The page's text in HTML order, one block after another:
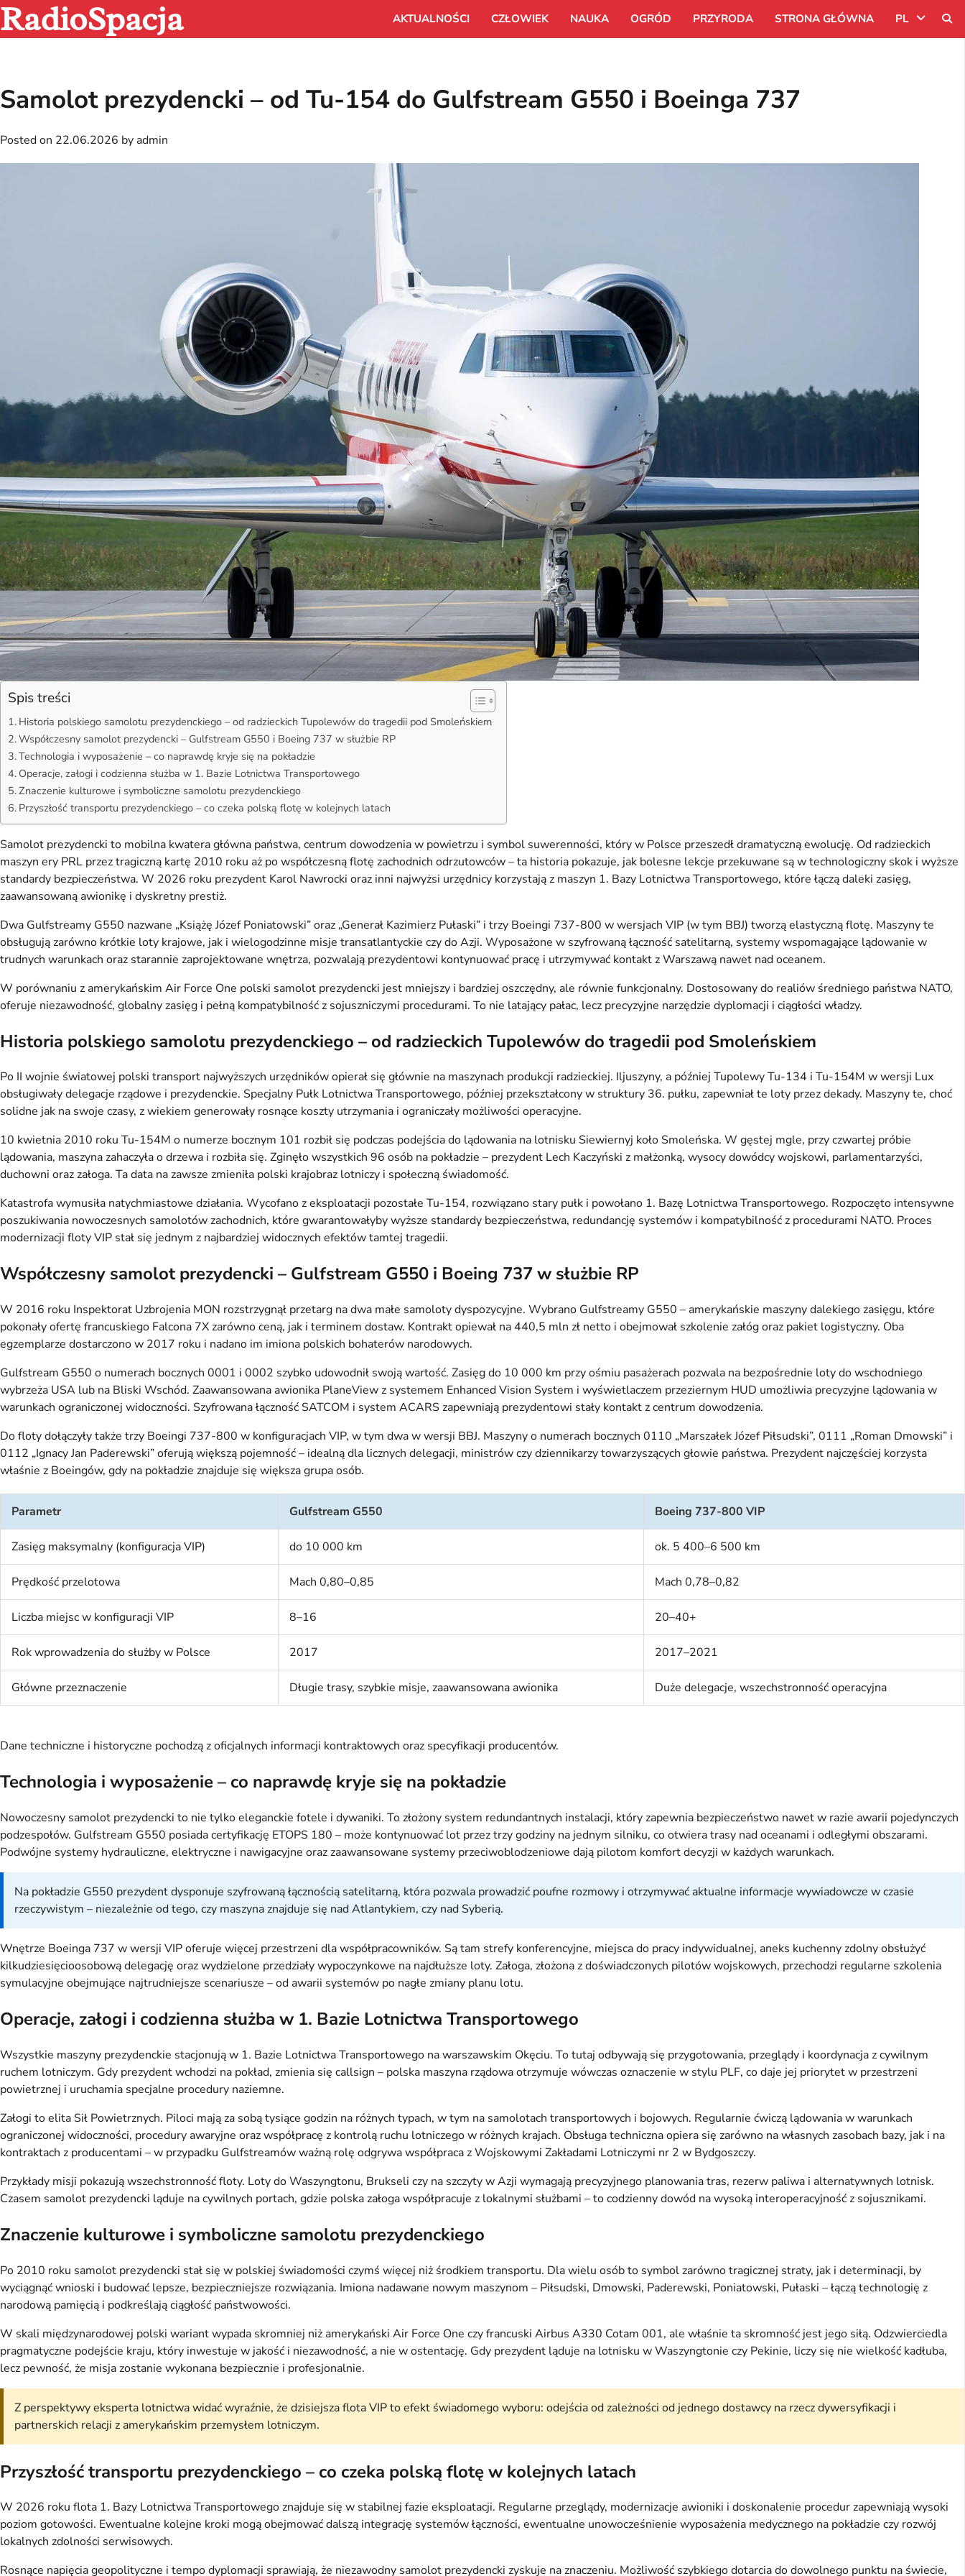
Skip
to
content
RadioSpacja AKTUALNOŚCI CZŁOWIEK NAUKA OGRÓD PRZYRODA STRONA GŁÓWNA PL
Samolot prezydencki – od Tu-154 do Gulfstream G550 i Boeinga 737
Posted on 22.06.2026 by admin
Spis treści
Historia polskiego samolotu prezydenckiego – od radzieckich Tupolewów do tragedii pod Smoleńskiem
Współczesny samolot prezydencki – Gulfstream G550 i Boeing 737 w służbie RP
Technologia i wyposażenie – co naprawdę kryje się na pokładzie
Operacje, załogi i codzienna służba w 1. Bazie Lotnictwa Transportowego
Znaczenie kulturowe i symboliczne samolotu prezydenckiego
Przyszłość transportu prezydenckiego – co czeka polską flotę w kolejnych latach
Samolot prezydencki to mobilna kwatera główna państwa, centrum dowodzenia w powietrzu i symbol suwerenności, który w Polsce przeszedł dramatyczną ewolucję. Od radzieckich
maszyn ery PRL przez tragiczną kartę 2010 roku aż po współczesną flotę zachodnich odrzutowców – ta historia pokazuje, jak bolesne lekcje przekuwane są w technologiczny skok i wyższe
standardy bezpieczeństwa. W 2026 roku prezydent Karol Nawrocki oraz inni najwyżsi urzędnicy korzystają z maszyn 1. Bazy Lotnictwa Transportowego, które łączą daleki zasięg,
zaawansowaną awionikę i dyskretny prestiż.
Dwa Gulfstreamy G550 nazwane „Książę Józef Poniatowski” oraz „Generał Kazimierz Pułaski” i trzy Boeingi 737-800 w wersjach VIP (w tym BBJ) tworzą elastyczną flotę. Maszyny te
obsługują zarówno krótkie loty krajowe, jak i wielogodzinne misje transatlantyckie czy do Azji. Wyposażone w szyfrowaną łączność satelitarną, systemy wspomagające lądowanie w
trudnych warunkach oraz starannie zaprojektowane wnętrza, pozwalają prezydentowi kontynuować pracę i utrzymywać kontakt z Warszawą nawet nad oceanem.
W porównaniu z amerykańskim Air Force One polski samolot prezydencki jest mniejszy i bardziej oszczędny, ale równie funkcjonalny. Dostosowany do realiów średniego państwa NATO,
oferuje niezawodność, globalny zasięg i pełną kompatybilność z sojuszniczymi procedurami. To nie latający pałac, lecz precyzyjne narzędzie dyplomacji i ciągłości władzy.
Historia polskiego samolotu prezydenckiego – od radzieckich Tupolewów do tragedii pod Smoleńskiem
Po II wojnie światowej polski transport najwyższych urzędników opierał się głównie na maszynach produkcji radzieckiej. Iljuszyny, a później Tupolewy Tu-134 i Tu-154M w wersji Lux
obsługiwały delegacje rządowe i prezydenckie. Specjalny Pułk Lotnictwa Transportowego, później przekształcony w struktury 36. pułku, zapewniał te loty przez dekady. Maszyny te, choć
solidne jak na swoje czasy, z wiekiem generowały rosnące koszty utrzymania i ograniczały możliwości operacyjne.
10 kwietnia 2010 roku Tu-154M o numerze bocznym 101 rozbił się podczas podejścia do lądowania na lotnisku Siewiernyj koło Smoleńska. W gęstej mgle, przy czwartej próbie
lądowania, maszyna zahaczyła o drzewa i rozbiła się. Zginęło wszystkich 96 osób na pokładzie – prezydent Lech Kaczyński z małżonką, wysocy dowódcy wojskowi, parlamentarzyści,
duchowni oraz załoga. Ta data na zawsze zmieniła polski krajobraz lotniczy i społeczną świadomość.
Katastrofa wymusiła natychmiastowe działania. Wycofano z eksploatacji pozostałe Tu-154, rozwiązano stary pułk i powołano 1. Bazę Lotnictwa Transportowego. Rozpoczęto intensywne
poszukiwania nowoczesnych samolotów zachodnich, które gwarantowałyby wyższe standardy bezpieczeństwa, redundancję systemów i kompatybilność z procedurami NATO. Proces
modernizacji floty VIP stał się jednym z najbardziej widocznych efektów tamtej tragedii.
Współczesny samolot prezydencki – Gulfstream G550 i Boeing 737 w służbie RP
W 2016 roku Inspektorat Uzbrojenia MON rozstrzygnął przetarg na dwa małe samoloty dyspozycyjne. Wybrano Gulfstreamy G550 – amerykańskie maszyny dalekiego zasięgu, które
pokonały ofertę francuskiego Falcona 7X zarówno ceną, jak i terminem dostaw. Kontrakt opiewał na 440,5 mln zł netto i obejmował szkolenie załóg oraz pakiet logistyczny. Oba
egzemplarze dostarczono w 2017 roku i nadano im imiona polskich bohaterów narodowych.
Gulfstream G550 o numerach bocznych 0001 i 0002 szybko udowodnił swoją wartość. Zasięg do 10 000 km przy ośmiu pasażerach pozwala na bezpośrednie loty do wschodniego
wybrzeża USA lub na Bliski Wschód. Zaawansowana awionika PlaneView z systemem Enhanced Vision System i wyświetlaczem przeziernym HUD umożliwia precyzyjne lądowania w
warunkach ograniczonej widoczności. Szyfrowana łączność SATCOM i system ACARS zapewniają prezydentowi stały kontakt z centrum dowodzenia.
Do floty dołączyły także trzy Boeingi 737-800 w konfiguracjach VIP, w tym dwa w wersji BBJ. Maszyny o numerach bocznych 0110 „Marszałek Józef Piłsudski”, 0111 „Roman Dmowski” i
0112 „Ignacy Jan Paderewski” oferują większą pojemność – idealną dla licznych delegacji, ministrów czy dziennikarzy towarzyszących głowie państwa. Prezydent najczęściej korzysta
właśnie z Boeingów, gdy na pokładzie znajduje się większa grupa osób.
Parametr Gulfstream G550 Boeing 737-800 VIP
Zasięg maksymalny (konfiguracja VIP) do 10 000 km ok. 5 400–6 500 km
Prędkość przelotowa Mach 0,80–0,85 Mach 0,78–0,82
Liczba miejsc w konfiguracji VIP 8–16 20–40+
Rok wprowadzenia do służby w Polsce 2017 2017–2021
Główne przeznaczenie Długie trasy, szybkie misje, zaawansowana awionika Duże delegacje, wszechstronność operacyjna
Dane techniczne i historyczne pochodzą z oficjalnych informacji kontraktowych oraz specyfikacji producentów.
Technologia i wyposażenie – co naprawdę kryje się na pokładzie
Nowoczesny samolot prezydencki to nie tylko eleganckie fotele i dywaniki. To złożony system redundantnych instalacji, który zapewnia bezpieczeństwo nawet w razie awarii pojedynczych
podzespołów. Gulfstream G550 posiada certyfikację ETOPS 180 – może kontynuować lot przez trzy godziny na jednym silniku, co otwiera trasy nad oceanami i odległymi obszarami.
Podwójne systemy hydrauliczne, elektryczne i nawigacyjne oraz zaawansowane systemy przeciwoblodzeniowe dają pilotom komfort decyzji w każdych warunkach.
Na pokładzie G550 prezydent dysponuje szyfrowaną łącznością satelitarną, która pozwala prowadzić poufne rozmowy i otrzymywać aktualne informacje wywiadowcze w czasie
rzeczywistym – niezależnie od tego, czy maszyna znajduje się nad Atlantykiem, czy nad Syberią.
Wnętrze Boeinga 737 w wersji VIP oferuje więcej przestrzeni dla współpracowników. Są tam strefy konferencyjne, miejsca do pracy indywidualnej, aneks kuchenny zdolny obsłużyć
kilkudziesięcioosobową delegację oraz wydzielone przedziały wypoczynkowe na najdłuższe loty. Załoga, złożona z doświadczonych pilotów wojskowych, przechodzi regularne szkolenia
symulacyjne obejmujące najtrudniejsze scenariusze – od awarii systemów po nagłe zmiany planu lotu.
Operacje, załogi i codzienna służba w 1. Bazie Lotnictwa Transportowego
Wszystkie maszyny prezydenckie stacjonują w 1. Bazie Lotnictwa Transportowego na warszawskim Okęciu. To tutaj odbywają się przygotowania, przeglądy i koordynacja z cywilnym
ruchem lotniczym. Gdy prezydent wchodzi na pokład, zmienia się callsign – polska maszyna rządowa otrzymuje wówczas oznaczenie w stylu PLF, co daje jej priorytet w przestrzeni
powietrznej i uruchamia specjalne procedury naziemne.
Załogi to elita Sił Powietrznych. Piloci mają za sobą tysiące godzin na różnych typach, w tym na samolotach transportowych i bojowych. Regularnie ćwiczą lądowania w warunkach
ograniczonej widoczności, procedury awaryjne oraz współpracę z kontrolą ruchu lotniczego w różnych krajach. Obsługa techniczna opiera się zarówno na własnych zasobach bazy, jak i na
kontraktach z producentami – w przypadku Gulfstreamów ważną rolę odgrywa współpraca z Wojskowymi Zakładami Lotniczymi nr 2 w Bydgoszczy.
Przykłady misji pokazują wszechstronność floty. Loty do Waszyngtonu, Brukseli czy na szczyty w Azji wymagają precyzyjnego planowania tras, rezerw paliwa i alternatywnych lotnisk.
Czasem samolot prezydencki ląduje na cywilnych portach, gdzie polska załoga współpracuje z lokalnymi służbami – to codzienny dowód na wysoką interoperacyjność z sojusznikami.
Znaczenie kulturowe i symboliczne samolotu prezydenckiego
Po 2010 roku samolot prezydencki stał się w polskiej świadomości czymś więcej niż środkiem transportu. Dla wielu osób to symbol zarówno tragicznej straty, jak i determinacji, by
wyciągnąć wnioski i budować lepsze, bezpieczniejsze rozwiązania. Imiona nadawane nowym maszynom – Piłsudski, Dmowski, Paderewski, Poniatowski, Pułaski – łączą technologię z
narodową pamięcią i podkreślają ciągłość państwowości.
W skali międzynarodowej polski wariant wypada skromniej niż amerykański Air Force One czy francuski Airbus A330 Cotam 001, ale właśnie ta skromność jest jego siłą. Odzwierciedla
pragmatyczne podejście kraju, który inwestuje w jakość i niezawodność, a nie w ostentację. Gdy prezydent ląduje na lotnisku w Waszyngtonie czy Pekinie, liczy się nie wielkość kadłuba,
lecz pewność, że misja zostanie wykonana bezpiecznie i profesjonalnie.
Z perspektywy eksperta lotnictwa widać wyraźnie, że dzisiejsza flota VIP to efekt świadomego wyboru: odejścia od zależności od jednego dostawcy na rzecz dywersyfikacji i
partnerskich relacji z amerykańskim przemysłem lotniczym.
Przyszłość transportu prezydenckiego – co czeka polską flotę w kolejnych latach
W 2026 roku flota 1. Bazy Lotnictwa Transportowego znajduje się w stabilnej fazie eksploatacji. Regularne przeglądy, modernizacje awioniki i doskonalenie procedur zapewniają wysoki
poziom gotowości. Ewentualne kolejne kroki mogą obejmować dalszą integrację systemów łączności, ewentualne unowocześnienie wyposażenia medycznego na pokładzie czy rozwój
lokalnych zdolności serwisowych.
Rosnące napięcia geopolityczne i tempo dyplomacji sprawiają, że niezawodny samolot prezydencki zyskuje na znaczeniu. Możliwość szybkiego dotarcia do dowolnego punktu na świecie,